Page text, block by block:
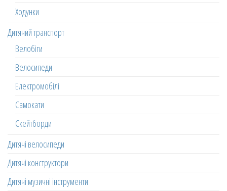
Ходунки
Дитячий транспорт
Велобіги
Велосипеди
Електромобілі
Самокати
Скейтборди
Дитячі велосипеди
Дитячі конструктори
Дитячі музичні інструменти